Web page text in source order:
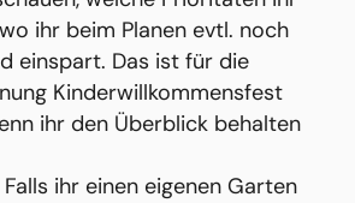
ihr beim Planen evtl. noch
einspart. Das ist für die
Kinderwillkommensfest
ihr den Überblick behalten
Falls ihr einen eigenen Garten